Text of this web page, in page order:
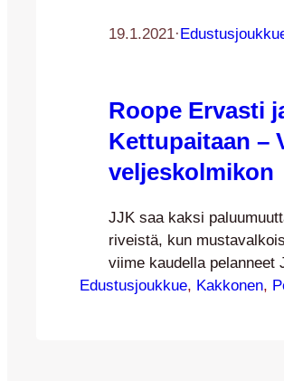
19.1.2021·
Roope Ervasti
Kettupaitaan –
veljeskolmikon
JJK saa kaksi
riveistä, kun
viime kaudella
Altin Pllana palaavat
Edustusjoukkue, Kakkonen,